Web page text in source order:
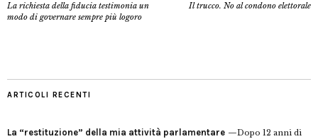
La richiesta della fiducia testimonia un
modo di governare sempre più logoro
Il trucco. No al condono elettorale
ARTICOLI RECENTI
La “restituzione” della mia attività parlamentare
Dopo 12 anni di